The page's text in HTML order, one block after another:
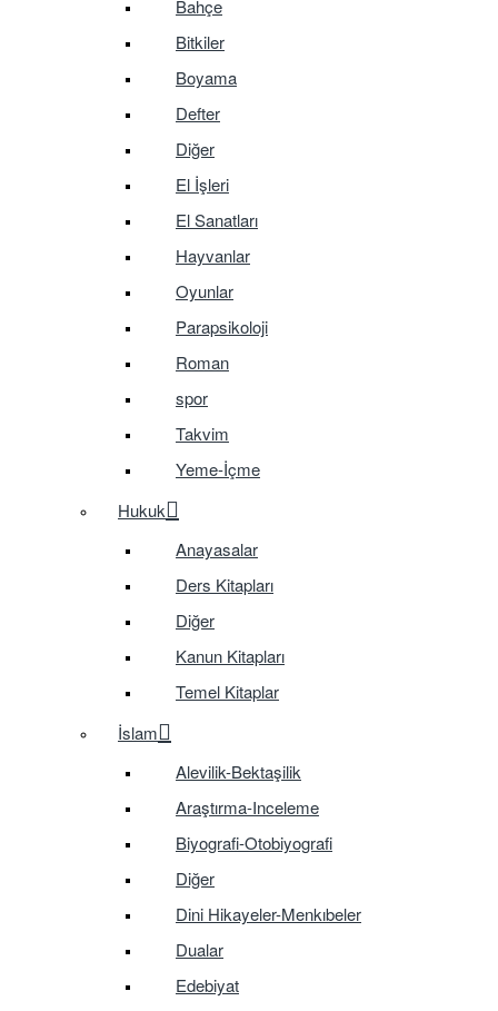
Bahçe
Bitkiler
Boyama
Defter
Diğer
El İşleri
El Sanatları
Hayvanlar
Oyunlar
Parapsikoloji
Roman
spor
Takvim
Yeme-İçme
Hukuk
Anayasalar
Ders Kitapları
Diğer
Kanun Kitapları
Temel Kitaplar
İslam
Alevilik-Bektaşilik
Araştırma-Inceleme
Biyografi-Otobiyografi
Diğer
Dini Hikayeler-Menkıbeler
Dualar
Edebiyat